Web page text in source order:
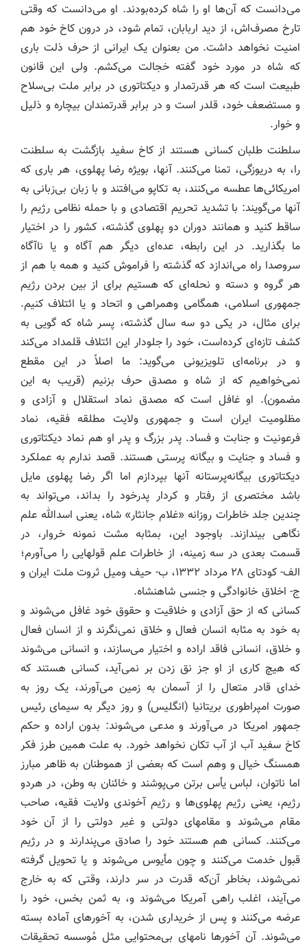
می‌دانست که آن‌ها او را شاه کرده‌بودند. او می‌دانست که وقتی
تارخ مصرف‌اش، از دید اربابان، تمام شود، در درون کاخ خود هم
امنیت نخواهد داشت. من بعنوان یک ایرانی از حرف ذلت باری
که شاه در مورد خود گفته خجالت می‌کشم. ولی این قانون
طبیعت است که هر قدرتمدار و دیکتاتوری در برابر ملت بی‌سلاح
و مستضعف خود، قلدر است و در برابر قدرتمندان بیچاره و ذلیل
و خوار.
سلطنت طلبان کسانی هستند از کاخ سفید بازگشت به سلطنت
را، به دریوزگی، تمنا می‌کنند. آنها، بویژه رضا پهلوی، هر باری که
امریکائی‌ها عطسه می‌کنند، به تکاپو می‌افتند و با زبان بی‌زبانی به
آنها می‌گویند: با تشدید تحریم اقتصادی و با حمله نظامی رژیم را
ساقط کنید و همانند دوران دو پهلوی گذشته، کشور را در اختیار
ما بگذارید. در این رابطه، عده‌ای دیگر هم آگاه و یا ناآگاه
سروصدا راه می‌اندازد که گذشته را فراموش کنید و همه با هم از
هر گروه و دسته و نحله‌ای که هستیم برای از بین بردن رژیم
جمهوری اسلامی، همگامی وهمراهی و اتحاد و یا ائتلاف کنیم.
برای مثال، در یکی دو سه سال گذشته، پسر شاه که گویی به
کشف تازه‌ای کرده‌است، خود را جلودار این ائتلاف قلمداد می‌کند
و در برنامه‌ای تلویزیونی می‌گوید: ما اصلاً در این مقطع
نمی‌خواهیم که از شاه و مصدق حرف بزنیم (قریب به این
مضمون). او غافل است که مصدق نماد استقلال و آزادی و
مظلومیت ایران است و جمهوری ولایت مطلقه فقیه، نماد
فرعونیت و جنابت و فساد. پدر بزرگ و پدر او هم نماد دیکتاتوری
و فساد و جنایت و بیگانه پرستی هستند. قصد ندارم به عملکرد
دیکتاتوری بیگانه‌پرستانه آنها بپردازم اما اگر رضا پهلوی مایل
باشد مختصری از رفتار و کردار پدرخود را بداند، می‌تواند به
چندین جلد خاطرات روزانه «غلام جانثار» شاه، یعنی اسدالله علم
نگاهی بیندازند. باوجود این، بمثابه مشت نمونه خروار، در
قسمت بعدی در سه زمینه، از خاطرات علم قولهایی را می‌آورم؛
الف- کودتای ۲۸ مرداد ۱۳۳۲، ب- حیف ومیل ثروت ملت ایران و
ج- اخلاق خانوادگی و جنسی شاهنشاه.
کسانی که از حق آزادی و خلاقیت و حقوق خود غافل می‌شوند و
به خود به مثابه انسان فعال و خلاق نمی‌نگرند و از انسان فعال
و خلاق، انسانی فاقد اراده و اختیار می‌سازند، و انسانی می‌شوند
که هیچ کاری از او جز نق زدن بر نمی‌آید، کسانی هستند که
خدای قادر متعال را از آسمان به زمین می‌آورند، یک روز به
صورت امپراطوری بریتانیا (انگلیس) و روز دیگر به سیمای رئیس
جمهور امریکا در می‌آورند و مدعی می‌‌شوند: بدون اراده و حکم
کاخ سفید آب از آب تکان نخواهد خورد. به علت همین طرز فکر
همسنگ خیال و وهم است که بعضی از هموطنان به ظاهر مبارز
اما ناتوان، لباس یأس برتن می‌پوشند و خائنان به وطن، در هردو
رژیم، یعنی رﮊیم پهلوی‌ها و رژیم آخوندی ولایت فقیه، صاحب
مقام می‌شوند و مقامهای دولتی و غیر دولتی را از آن خود
می‌کنند. کسانی هم هستند خود را صادق می‌‌‌پندارند و در رﮊیم
قبول خدمت می‌کنند و چون مأیوس می‌شوند و یا تحویل گرفته
نمی‌شوند، بخاطر آن‌که قدرت در سر دارند، وقتی که به خارج
می‌آیند، اغلب راهی آمریکا می‌شوند و، به ثمن بخس، خود را
عرضه می‌کنند و پس از خریداری شدن، به آخورهای آماده بسته
می‌شوند. آن آخورها نامهای بی‌محتوایی مثل مُوسسه تحقیقات